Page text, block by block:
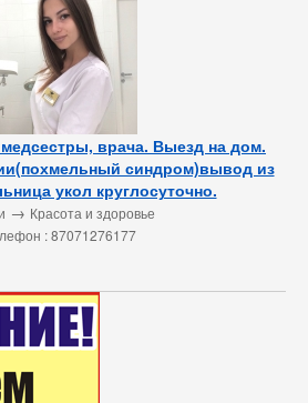
медсестры, врача. Выезд на дом.
синдром)вывод из
укол круглосуточно.
→ Красота и здоровье
: 87071276177